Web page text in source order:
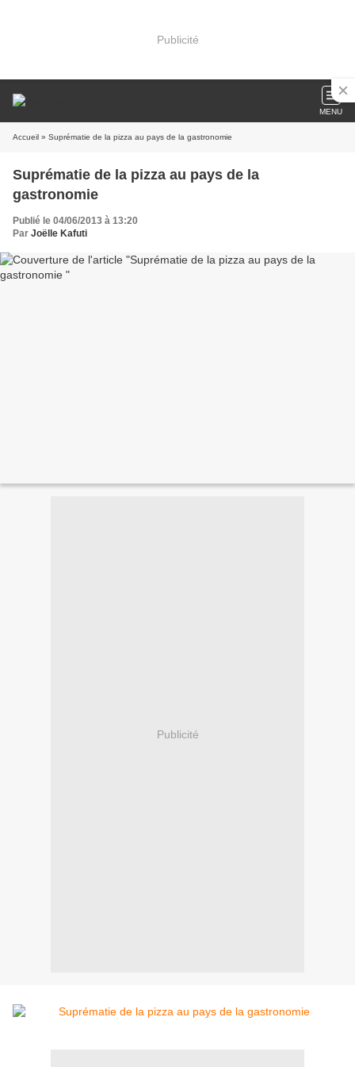
Publicité
MENU
Accueil » Suprématie de la pizza au pays de la gastronomie
Suprématie de la pizza au pays de la
gastronomie
Publié le 04/06/2013 à 13:20
Par Joëlle Kafuti
Publicité